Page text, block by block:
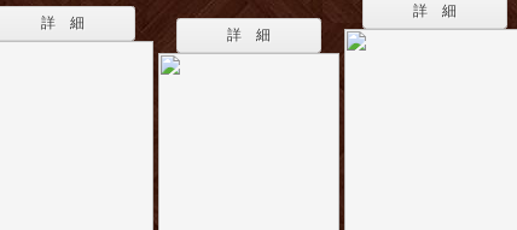
詳 細
詳 細
詳 細